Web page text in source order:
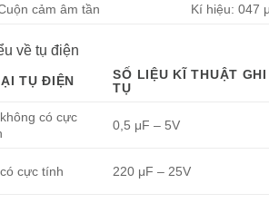
cảm âm tần Kí hiệu: 047
về tụ điện
TỤ ĐIỆN
SỐ LIỆU KĨ THUẬT GHI
TỤ
có cực
0,5 μF – 5V
cực tính 220 μF – 25V